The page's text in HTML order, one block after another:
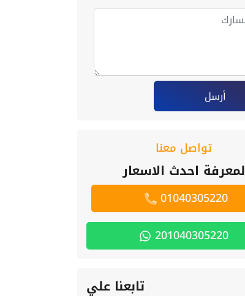
أرسل
تواصل معنا
لمعرفة احدث الاسعار
01040305220
201040305220
تابعنا علي